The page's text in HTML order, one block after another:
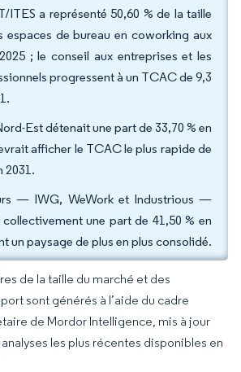
ITES a représenté 50,60 % de la taille
espaces de bureau en coworking aux
; le conseil aux entreprises et les
progressent à un TCAC de 9,3
Est détenait une part de 33,70 % en
afficher le TCAC le plus rapide de
2031.
— IWG, WeWork et Industrious —
une part de 41,50 % en
un paysage de plus en plus consolidé.
de la taille du marché et des
sont générés à l’aide du cadre
de Mordor Intelligence, mis à jour
les plus récentes disponibles en